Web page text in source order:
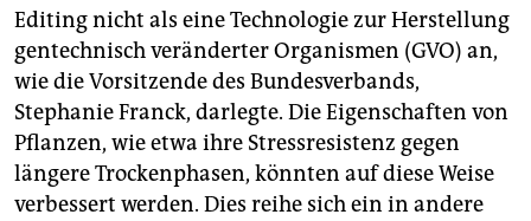
Editing nicht als eine Technologie zur Herstellung
gentechnisch veränderter Organismen (GVO) an,
wie die Vorsitzende des Bundesverbands,
Stephanie Franck, darlegte. Die Eigenschaften von
Pflanzen, wie etwa ihre Stressresistenz gegen
längere Trockenphasen, könnten auf diese Weise
verbessert werden. Dies reihe sich ein in andere